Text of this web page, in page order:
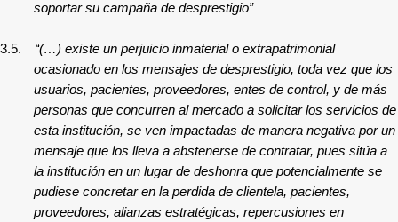
soportar su campaña de desprestigio”
3.5.
“(…) existe un perjuicio inmaterial o extrapatrimonial
ocasionado en los mensajes de desprestigio, toda vez que los
usuarios, pacientes, proveedores, entes de control, y de más
personas que concurren al mercado a solicitar los servicios de
esta institución, se ven impactadas de manera negativa por un
mensaje que los lleva a abstenerse de contratar, pues sitúa a
la institución en un lugar de deshonra que potencialmente se
pudiese concretar en la perdida de clientela, pacientes,
proveedores, alianzas estratégicas, repercusiones en